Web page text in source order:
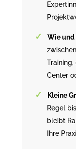
Wie und
Center
Kleine
Regel
bleibt
Ihre